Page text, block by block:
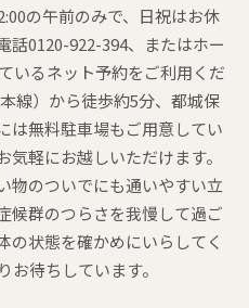
の午前のみで、日祝はお休
話0120-922-394、またはホー
いるネット予約をご利用くだ
線）から徒歩約5分、都城保
は無料駐車場もご用意してい
軽にお越しいただけます。
物のついでにも通いやすい立
候群のつらさを我慢して過ご
の状態を確かめにいらしてく
待ちしています。